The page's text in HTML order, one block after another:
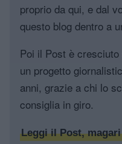
proprio da qui, e dal
questo blog dentro a
Poi il Post è
un progetto
anni, grazie a chi lo
consiglia in giro.
Leggi il Post,